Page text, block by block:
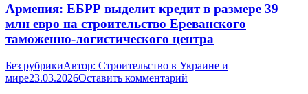
Армения: ЕБРР выделит кредит в размере 39
млн евро на строительство Ереванского
таможенно-логистического центра
Без рубрикиАвтор: Строительство в Украине и
мире23.03.2026Оставить комментарий